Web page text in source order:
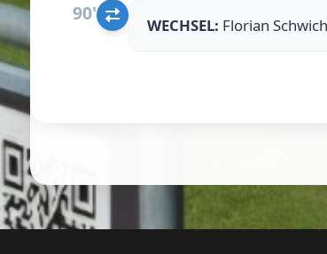
90'
WECHSEL: Florian